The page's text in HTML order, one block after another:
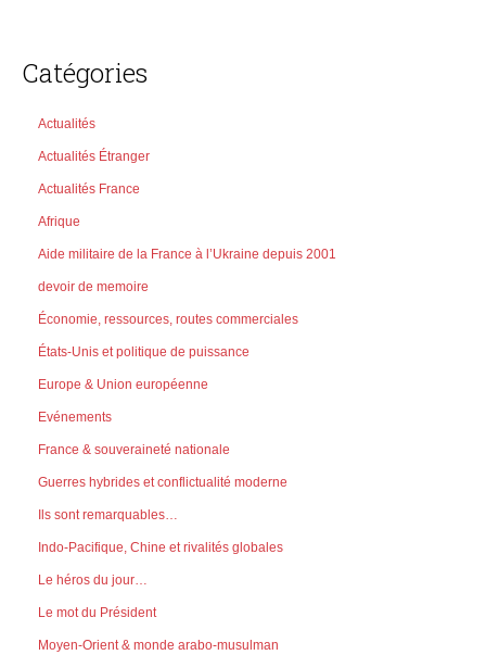
Catégories
Actualités
Actualités Étranger
Actualités France
Afrique
Aide militaire de la France à l’Ukraine depuis 2001
devoir de memoire
Économie, ressources, routes commerciales
États-Unis et politique de puissance
Europe & Union européenne
Evénements
France & souveraineté nationale
Guerres hybrides et conflictualité moderne
Ils sont remarquables…
Indo-Pacifique, Chine et rivalités globales
Le héros du jour…
Le mot du Président
Moyen-Orient & monde arabo-musulman